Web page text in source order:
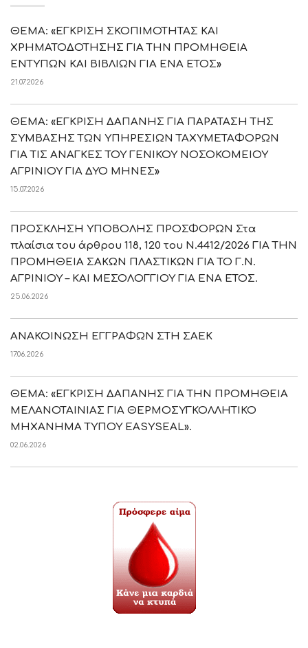
ΘΕΜΑ: «ΕΓΚΡΙΣΗ ΣΚΟΠΙΜΟΤΗΤΑΣ ΚΑΙ
ΧΡΗΜΑΤΟΔΟΤΗΣΗΣ ΓΙΑ ΤΗΝ ΠΡΟΜΗΘΕΙΑ
ΕΝΤΥΠΩΝ ΚΑΙ ΒΙΒΛΙΩΝ ΓΙΑ ΕΝΑ ΕΤΟΣ»
21.07.2026
ΘΕΜΑ: «ΕΓΚΡΙΣΗ ΔΑΠΑΝΗΣ ΓΙΑ ΠΑΡΑΤΑΣΗ ΤΗΣ
ΣΥΜΒΑΣΗΣ ΤΩΝ ΥΠΗΡΕΣΙΩΝ ΤΑΧΥΜΕΤΑΦΟΡΩΝ
ΓΙΑ ΤΙΣ ΑΝΑΓΚΕΣ ΤΟΥ ΓΕΝΙΚΟΥ ΝΟΣΟΚΟΜΕΙΟΥ
ΑΓΡΙΝΙΟΥ ΓΙΑ ΔΥΟ ΜΗΝΕΣ»
15.07.2026
ΠΡΟΣΚΛΗΣΗ ΥΠΟΒΟΛΗΣ ΠΡΟΣΦΟΡΩΝ Στα
πλαίσια του άρθρου 118, 120 του Ν.4412/2026 ΓΙΑ ΤΗΝ
ΠΡΟΜΗΘΕΙΑ ΣΑΚΩΝ ΠΛΑΣΤΙΚΩΝ ΓΙΑ ΤΟ Γ.Ν.
ΑΓΡΙΝΙΟΥ – ΚΑΙ ΜΕΣΟΛΟΓΓΙΟΥ ΓΙΑ ΕΝΑ ΕΤΟΣ.
25.06.2026
ΑΝΑΚΟΙΝΩΣΗ ΕΓΓΡΑΦΩΝ ΣΤΗ ΣΑΕΚ
17.06.2026
ΘΕΜΑ: «ΕΓΚΡΙΣΗ ΔΑΠΑΝΗΣ ΓΙΑ ΤΗΝ ΠΡΟΜΗΘΕΙΑ
ΜΕΛΑΝΟΤΑΙΝΙΑΣ ΓΙΑ ΘΕΡΜΟΣΥΓΚΟΛΛΗΤΙΚΟ
ΜΗΧΑΝΗΜΑ ΤΥΠΟΥ EASYSEAL».
02.06.2026